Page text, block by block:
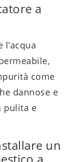
a
come
dannose e
pulita e
un
a